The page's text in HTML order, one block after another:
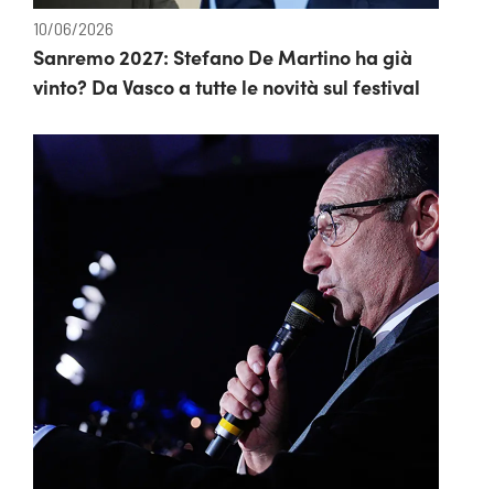
10/06/2026
Sanremo 2027: Stefano De Martino ha già
vinto? Da Vasco a tutte le novità sul festival